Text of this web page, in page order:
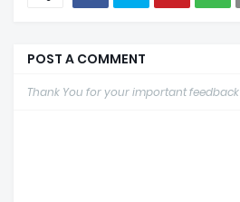
POST A COMMENT
Thank You for your important feedback